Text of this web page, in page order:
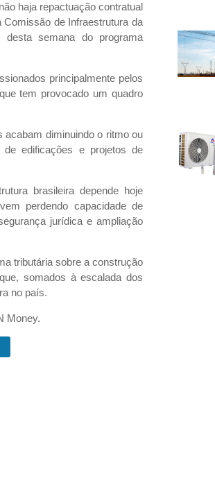
haja repactuação contratual
de Infraestrutura da
desta semana do programa
principalmente pelos
tem provocado um quadro
acabam diminuindo o ritmo ou
edificações e projetos de
brasileira depende hoje
perdendo capacidade de
jurídica e ampliação
tributária sobre a construção
somados à escalada dos
no país.
Money.